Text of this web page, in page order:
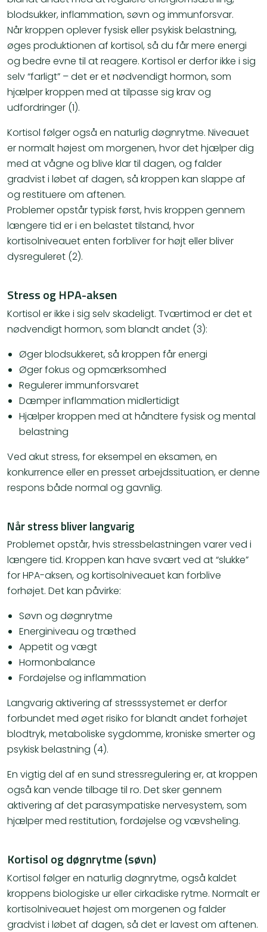
blodsukker, inflammation, søvn og immunforsvar.
Når kroppen oplever fysisk eller psykisk belastning,
øges produktionen af kortisol, så du får mere energi
og bedre evne til at reagere. Kortisol er derfor ikke i sig
selv “farligt” – det er et nødvendigt hormon, som
hjælper kroppen med at tilpasse sig krav og
udfordringer (1).
Kortisol følger også en naturlig døgnrytme. Niveauet
er normalt højest om morgenen, hvor det hjælper dig
med at vågne og blive klar til dagen, og falder
gradvist i løbet af dagen, så kroppen kan slappe af
og restituere om aftenen.
Problemer opstår typisk først, hvis kroppen gennem
længere tid er i en belastet tilstand, hvor
kortisolniveauet enten forbliver for højt eller bliver
dysreguleret (2).
Stress og HPA-aksen
Kortisol er ikke i sig selv skadeligt. Tværtimod er det et
nødvendigt hormon, som blandt andet (3):
Øger blodsukkeret, så kroppen får energi
Øger fokus og opmærksomhed
Regulerer immunforsvaret
Dæmper inflammation midlertidigt
Hjælper kroppen med at håndtere fysisk og mental
belastning
Ved akut stress, for eksempel en eksamen, en
konkurrence eller en presset arbejdssituation, er denne
respons både normal og gavnlig.
Når stress bliver langvarig
Problemet opstår, hvis stressbelastningen varer ved i
længere tid. Kroppen kan have svært ved at “slukke”
for HPA-aksen, og kortisolniveauet kan forblive
forhøjet. Det kan påvirke:
Søvn og døgnrytme
Energiniveau og træthed
Appetit og vægt
Hormonbalance
Fordøjelse og inflammation
Langvarig aktivering af stresssystemet er derfor
forbundet med øget risiko for blandt andet forhøjet
blodtryk, metaboliske sygdomme, kroniske smerter og
psykisk belastning (4).
En vigtig del af en sund stressregulering er, at kroppen
også kan vende tilbage til ro. Det sker gennem
aktivering af det parasympatiske nervesystem, som
hjælper med restitution, fordøjelse og vævsheling.
Kortisol og døgnrytme (søvn)
Kortisol følger en naturlig døgnrytme, også kaldet
kroppens biologiske ur eller cirkadiske rytme. Normalt er
kortisolniveauet højest om morgenen og falder
gradvist i løbet af dagen, så det er lavest om aftenen.